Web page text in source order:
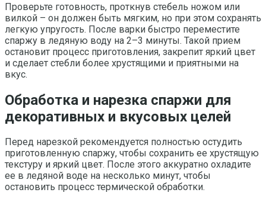
Проверьте готовность, проткнув стебель ножом или
вилкой – он должен быть мягким, но при этом сохранять
легкую упругость. После варки быстро переместите
спаржу в ледяную воду на 2–3 минуты. Такой прием
остановит процесс приготовления, закрепит яркий цвет
и сделает стебли более хрустящими и приятными на
вкус.
Обработка и нарезка спаржи для
декоративных и вкусовых целей
Перед нарезкой рекомендуется полностью остудить
приготовленную спаржу, чтобы сохранить ее хрустящую
текстуру и яркий цвет. После этого аккуратно охладите
ее в ледяной воде на несколько минут, чтобы
остановить процесс термической обработки.